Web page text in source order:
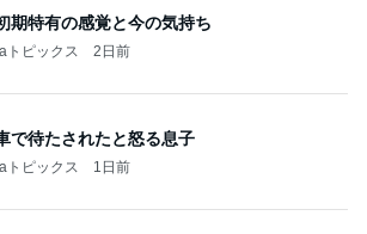
期特有の感覚と今の気持ち
トピックス 2日前
で待たされたと怒る息子
トピックス 1日前